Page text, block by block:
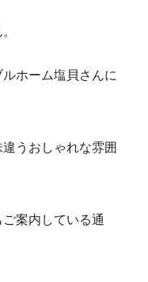
ホーム塩貝さんに
うおしゃれな雰囲
案内している通